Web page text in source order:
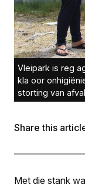
Vleipark is reg
kla oor
storting van
Share this
Met die stank